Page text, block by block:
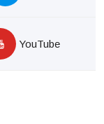
YouTube